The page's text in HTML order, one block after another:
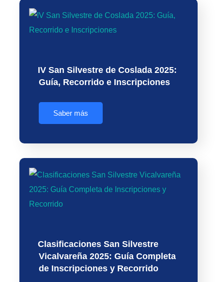
IV San Silvestre de Coslada 2025:
Guía, Recorrido e Inscripciones
Saber más
Clasificaciones San Silvestre
Vicalvareña 2025: Guía Completa
de Inscripciones y Recorrido